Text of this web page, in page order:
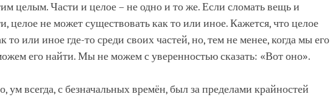
целым. Части и целое – не одно и то же. Если сломать вещь и
целое не может существовать как то или иное. Кажется, что целое
то или иное где-то среди своих частей, но, тем не менее, когда мы его
его найти. Мы не можем с уверенностью сказать: «Вот оно».
ум всегда, с безначальных времён, был за пределами крайностей